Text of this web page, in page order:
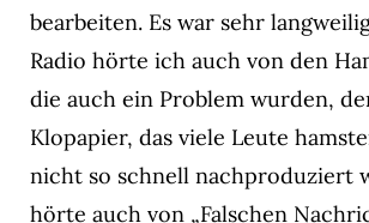
bearbeiten. Es war sehr
Radio hörte ich auch von den
die auch ein Problem wurden,
Klopapier, das viele Leute
nicht so schnell nachproduziert
hörte auch von „Falschen